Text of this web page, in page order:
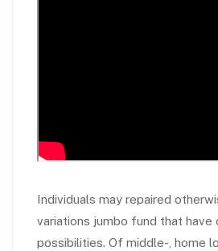
Individuals may repaired
variations jumbo fund that have
possibilities. Of middle-, home